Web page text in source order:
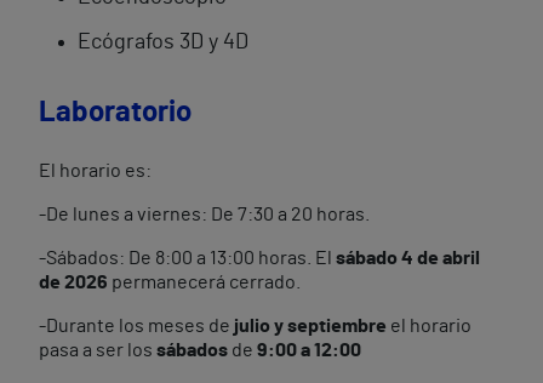
Ecógrafos 3D y 4D
Laboratorio
El horario es:
-De lunes a viernes: De 7:30 a 20 horas.
-Sábados: De 8:00 a 13:00 horas. El sábado 4 de abril
de 2026 permanecerá cerrado.
-Durante los meses de julio y septiembre el horario
pasa a ser los sábados de 9:00 a 12:00